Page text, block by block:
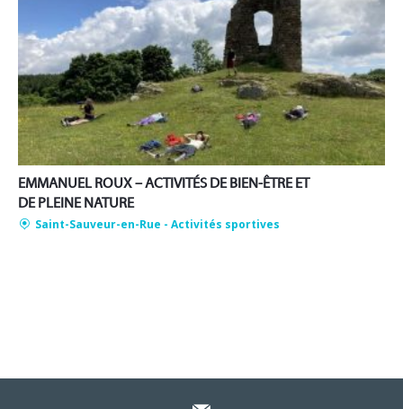
EMMANUEL ROUX – ACTIVITÉS DE BIEN-ÊTRE ET
DE PLEINE NATURE
Saint-Sauveur-en-Rue - Activités sportives